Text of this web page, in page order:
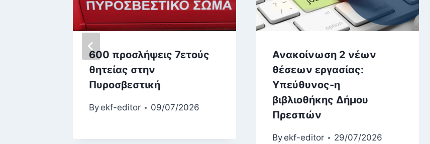
600 προσλήψεις 7ετούς
θητείας στην
Πυροσβεστική
By ekf-editor 09/07/2026
Ανακοίνωση 2 νέων
θέσεων εργασίας:
Yπεύθυνος-η
βιβλιοθήκης Δήμου
Πρεσπών
By ekf-editor 29/07/2026